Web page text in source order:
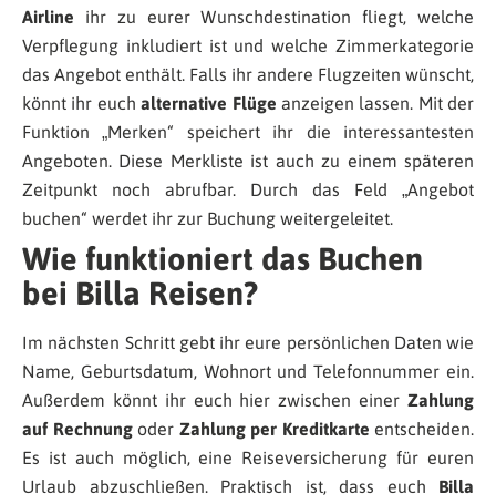
Airline ihr zu eurer Wunschdestination fliegt, welche
Verpflegung inkludiert ist und welche Zimmerkategorie
das Angebot enthält. Falls ihr andere Flugzeiten wünscht,
könnt ihr euchalternative Flüge anzeigen lassen. Mit der
Funktion „Merken“ speichert ihr die interessantesten
Angeboten. Diese Merkliste ist auch zu einem späteren
Zeitpunkt noch abrufbar. Durch das Feld „Angebot
buchen“ werdet ihr zur Buchung weitergeleitet.
Wie funktioniert das Buchen
bei Billa Reisen?
Im nächsten Schritt gebt ihr eure persönlichen Daten wie
Name, Geburtsdatum, Wohnort und Telefonnummer ein.
Außerdem könnt ihr euch hier zwischen einer Zahlung
auf Rechnungoder Zahlung per Kreditkarte entscheiden.
Es ist auch möglich, eine Reiseversicherung für euren
Urlaub abzuschließen. Praktisch ist, dass euch Billa